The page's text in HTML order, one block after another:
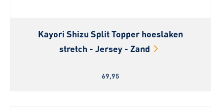
Kayori Shizu Split Topper hoeslaken
stretch - Jersey - Zand
69,95